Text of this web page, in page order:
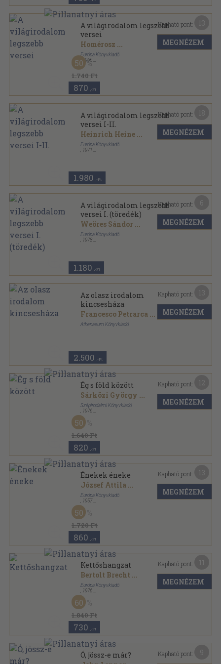
A világirodalom legszebb
versei
Homérosz ...
Európa Könyvkiadó
, 1966
Vászon
A világirodalom remekei sorozat
1.740 Ft
50
870 ,-Ft
Kapható pont:
MEGNÉZEM
A világirodalom legszebb
versei I-II.
Heinrich Heine ...
Európa Könyvkiadó
1971
1.980 ,-Ft
Kapható pont:
MEGNÉZEM
A világirodalom legszebb
versei I. (töredék)
Weöres Sándor ...
Európa Könyvkiadó
1978
1.180 ,-Ft
Kapható pont:
MEGNÉZEM
Az olasz irodalom
kincsesháza
Francesco Petrarca ...
Athenaeum Könyvkiadó
2.500 ,-Ft
Kapható pont:
MEGNÉZEM
Ég s föld között
Sárközi György ...
Szépirodalmi Könyvkiadó
1976
Fűzött keménykötés
1.640 Ft
50
820 ,-Ft
Kapható pont:
MEGNÉZEM
Énekek éneke
József Attila ...
Európa Könyvkiadó
1957
Vászon
1.720 Ft
50
860 ,-Ft
Kapható pont:
MEGNÉZEM
Kettőshangzat
Bertolt Brecht ...
Európa Könyvkiadó
1976
Vászon
1.840 Ft
60
730 ,-Ft
Kapható pont:
MEGNÉZEM
Ó, jössz-e már?
Kapható pont: